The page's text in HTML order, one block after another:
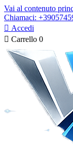
Vai al contenuto
Chiamaci:
 Accedi
 Carrello 0